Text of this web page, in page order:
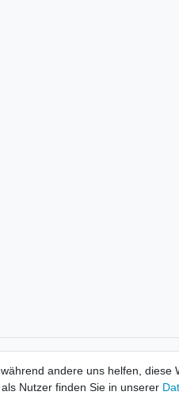
verkaufen
Wir
andere uns helfen, diese
Nutzer finden Sie in unserer